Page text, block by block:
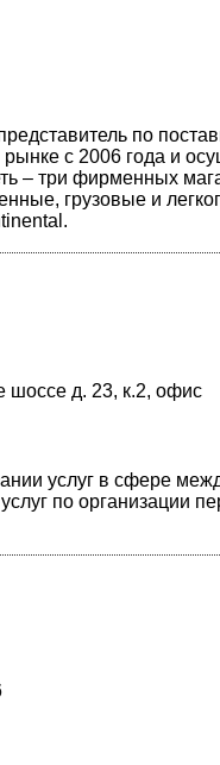
по
с 2006 года и
– три фирменных
грузовые и
шоссе д. 23, к.2, офис
услуг в сфере
по организации